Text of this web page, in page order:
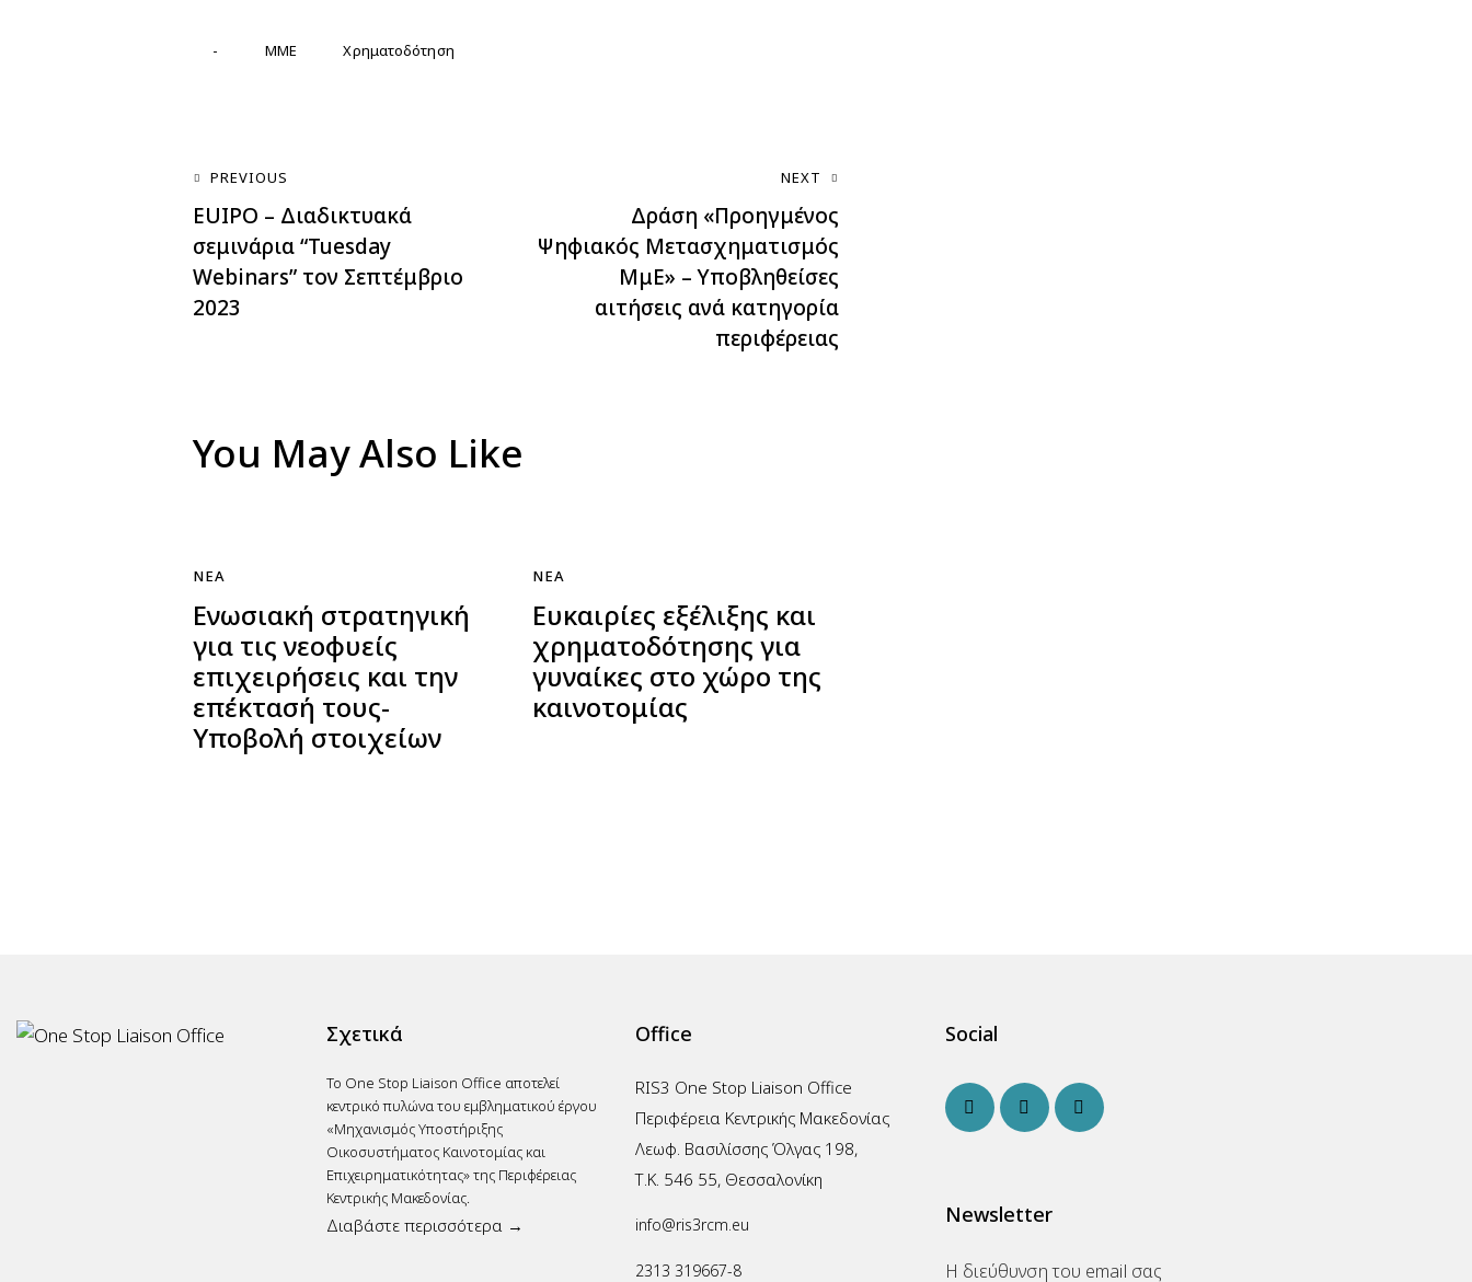
- ΜΜΕ Χρηματοδότηση
PREVIOUS
EUIPO – Διαδικτυακά
σεμινάρια “Tuesday
Webinars” τον Σεπτέμβριο
2023
NEXT
Δράση «Προηγμένος
Ψηφιακός Μετασχηματισμός
ΜμΕ» – Υποβληθείσες
αιτήσεις ανά κατηγορία
περιφέρειας
You May Also Like
ΝΈΑ
Ενωσιακή στρατηγική
για τις νεοφυείς
επιχειρήσεις και την
επέκτασή τους-
Υποβολή στοιχείων
ΝΈΑ
Ευκαιρίες εξέλιξης και
χρηματοδότησης για
γυναίκες στο χώρο της
καινοτομίας
Σχετικά
Το One Stop Liaison Office αποτελεί
κεντρικό πυλώνα του εμβληματικού έργου
«Μηχανισμός Υποστήριξης
Οικοσυστήματος Καινοτομίας και
Επιχειρηματικότητας» της Περιφέρειας
Κεντρικής Μακεδονίας.
Διαβάστε περισσότερα →
Office
RIS3 One Stop Liaison Office
Περιφέρεια Κεντρικής Μακεδονίας
Λεωφ. Βασιλίσσης Όλγας 198,
Τ.Κ. 546 55, Θεσσαλονίκη
info@ris3rcm.eu
2313 319667-8
Social
Newsletter